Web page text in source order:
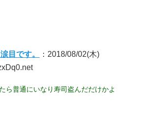
目です。
：2018/08/02(木)
ら普通にいなり寿司盗んだだけかよ